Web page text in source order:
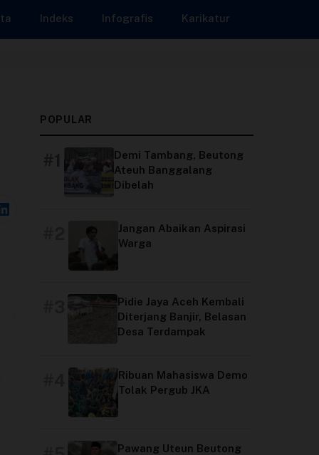
Indeks Infografis Karikatur
POPULAR
Demi Tambang, Beutong
Ateuh Banggalang
Dibelah
Jangan Abaikan Aspirasi
Warga
Pidie Jaya Aceh Kembali
Diterjang Banjir, Belasan
Desa Terdampak
Ribuan Mahasiswa Demo
Tolak Pergub JKA
Pawang Uteun Beutong